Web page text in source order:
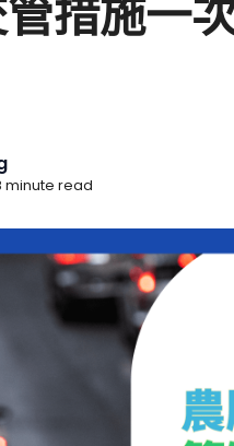
措施一
minute read